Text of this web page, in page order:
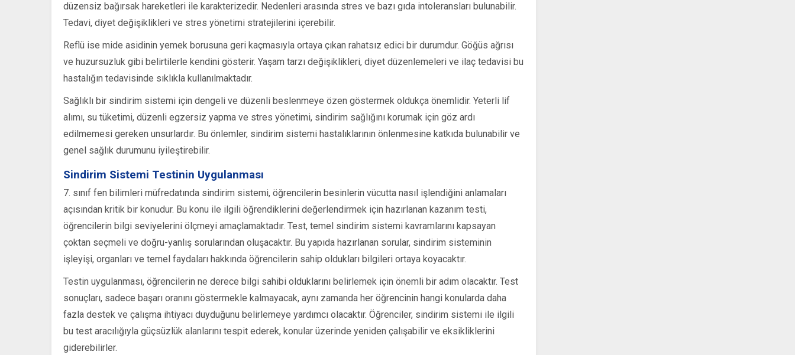
düzensiz bağırsak hareketleri ile karakterizedir. Nedenleri arasında stres ve bazı gıda intoleransları bulunabilir.
Tedavi, diyet değişiklikleri ve stres yönetimi stratejilerini içerebilir.
Reflü ise mide asidinin yemek borusuna geri kaçmasıyla ortaya çıkan rahatsız edici bir durumdur. Göğüs ağrısı
ve huzursuzluk gibi belirtilerle kendini gösterir. Yaşam tarzı değişiklikleri, diyet düzenlemeleri ve ilaç tedavisi bu
hastalığın tedavisinde sıklıkla kullanılmaktadır.
Sağlıklı bir sindirim sistemi için dengeli ve düzenli beslenmeye özen göstermek oldukça önemlidir. Yeterli lif
alımı, su tüketimi, düzenli egzersiz yapma ve stres yönetimi, sindirim sağlığını korumak için göz ardı
edilmemesi gereken unsurlardır. Bu önlemler, sindirim sistemi hastalıklarının önlenmesine katkıda bulunabilir ve
genel sağlık durumunu iyileştirebilir.
Sindirim Sistemi Testinin Uygulanması
7. sınıf fen bilimleri müfredatında sindirim sistemi, öğrencilerin besinlerin vücutta nasıl işlendiğini anlamaları
açısından kritik bir konudur. Bu konu ile ilgili öğrendiklerini değerlendirmek için hazırlanan kazanım testi,
öğrencilerin bilgi seviyelerini ölçmeyi amaçlamaktadır. Test, temel sindirim sistemi kavramlarını kapsayan
çoktan seçmeli ve doğru-yanlış sorularından oluşacaktır. Bu yapıda hazırlanan sorular, sindirim sisteminin
işleyişi, organları ve temel faydaları hakkında öğrencilerin sahip oldukları bilgileri ortaya koyacaktır.
Testin uygulanması, öğrencilerin ne derece bilgi sahibi olduklarını belirlemek için önemli bir adım olacaktır. Test
sonuçları, sadece başarı oranını göstermekle kalmayacak, aynı zamanda her öğrencinin hangi konularda daha
fazla destek ve çalışma ihtiyacı duyduğunu belirlemeye yardımcı olacaktır. Öğrenciler, sindirim sistemi ile ilgili
bu test aracılığıyla güçsüzlük alanlarını tespit ederek, konular üzerinde yeniden çalışabilir ve eksikliklerini
giderebilirler.